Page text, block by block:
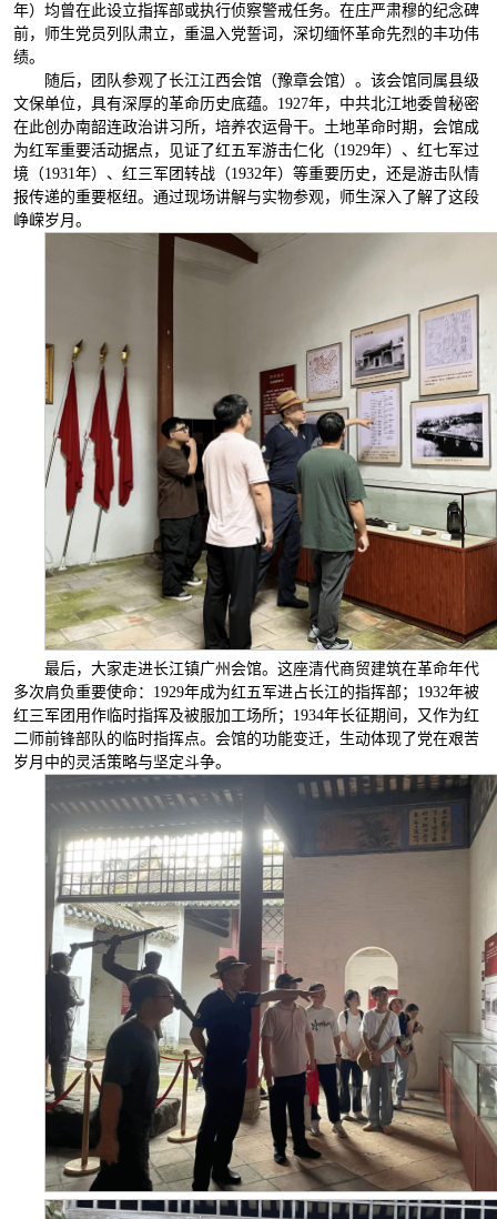
年）均曾在此设立指挥部或执行侦察警戒任务。在庄严肃穆的纪念碑
前，师生党员列队肃立，重温入党誓词，深切缅怀革命先烈的丰功伟
绩。
随后，团队参观了长江江西会馆（豫章会馆）。该会馆同属县级
文保单位，具有深厚的革命历史底蕴。1927年，中共北江地委曾秘密
在此创办南韶连政治讲习所，培养农运骨干。土地革命时期，会馆成
为红军重要活动据点，见证了红五军游击仁化（1929年）、红七军过
境（1931年）、红三军团转战（1932年）等重要历史，还是游击队情
报传递的重要枢纽。通过现场讲解与实物参观，师生深入了解了这段
峥嵘岁月。
最后，大家走进长江镇广州会馆。这座清代商贸建筑在革命年代
多次肩负重要使命：1929年成为红五军进占长江的指挥部；1932年被
红三军团用作临时指挥及被服加工场所；1934年长征期间，又作为红
二师前锋部队的临时指挥点。会馆的功能变迁，生动体现了党在艰苦
岁月中的灵活策略与坚定斗争。